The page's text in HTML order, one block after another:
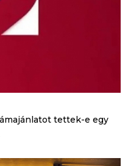
tettek-e egy